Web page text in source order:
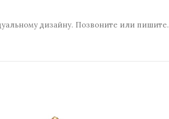
дизайну. Позвоните или пишите.